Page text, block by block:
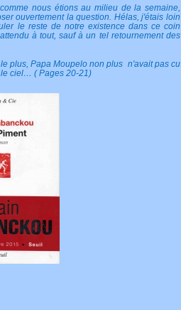
nous étions au milieu de la semaine,
ouvertement la question. Hélas, j'étais loin
le reste de notre existence dans ce coin
à tout, sauf à un tel retournement des
plus, Papa Moupelo non plus n'avait pas cu
le ciel… ( Pages 20-21)